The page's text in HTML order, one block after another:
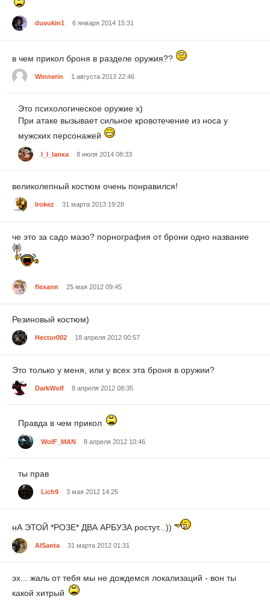
duvukin1 6 января 2014 15:31
в чем прикол броня в разделе оружия??
Winnerin 1 августа 2013 22:46
Это психологическое оружие х)
При атаке вызывает сильное кровотечение из носа у
мужских персонажей
l_l_lапка 8 июля 2014 08:33
великолепный костюм очень понравился!
Irokez 31 марта 2013 19:28
че это за садо мазо? порнография от брони одно название
flexann 25 мая 2012 09:45
Резиновый костюм)
Hector002 18 апреля 2012 00:57
Это только у меня, или у всех эта броня в оружии?
DarkWolf 8 апреля 2012 08:35
Правда в чем прикол
WolF_MAN 8 апреля 2012 10:46
ты прав
Lich9 3 мая 2012 14:25
нА ЭТОЙ *РОЗЕ* ДВА АРБУЗА ростут...))
AlSanta 31 марта 2012 01:31
эх... жаль от тебя мы не дождемся локализаций - вон ты
какой хитрый